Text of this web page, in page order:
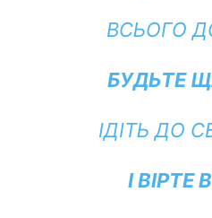
ВСЬОГО
БУДЬТЕ
ІДІТЬ ДО
І ВІРТЕ